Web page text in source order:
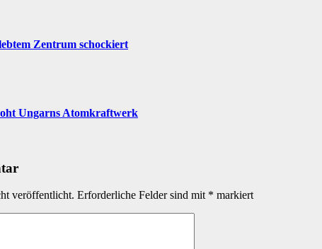
Zentrum schockiert
Ungarns Atomkraftwerk
veröffentlicht. Erforderliche Felder sind mit * markiert